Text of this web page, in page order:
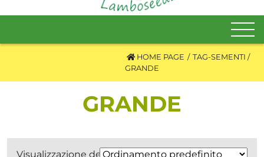
HOME PAGE
TAG-SEMENTI
GRANDE
GRANDE
Visualizzazione del risultato